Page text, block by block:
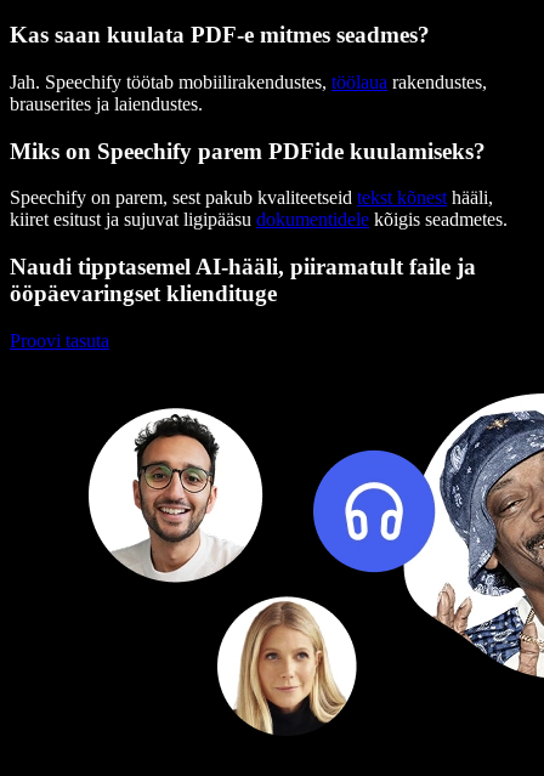
Kas saan kuulata PDF-e mitmes seadmes?
Jah. Speechify töötab mobiilirakendustes, töölaua rakendustes,
brauserites ja laiendustes.
Miks on Speechify parem PDFide kuulamiseks?
Speechify on parem, sest pakub kvaliteetseid tekst kõnesthääli,
kiiret esitust ja sujuvat ligipääsu dokumentidele kõigis seadmetes.
Naudi tipptasemel AI-hääli, piiramatult faile ja
ööpäevaringset kliendituge
Proovi tasuta